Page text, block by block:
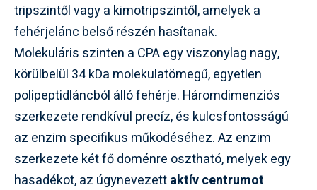
tripszintől vagy a kimotripszintől, amelyek a
fehérjelánc belső részén hasítanak.
Molekuláris szinten a CPA egy viszonylag nagy,
körülbelül 34 kDa molekulatömegű, egyetlen
polipeptidláncból álló fehérje. Háromdimenziós
szerkezete rendkívül precíz, és kulcsfontosságú
az enzim specifikus működéséhez. Az enzim
szerkezete két fő doménre osztható, melyek egy
hasadékot, az úgynevezettaktív centrumot